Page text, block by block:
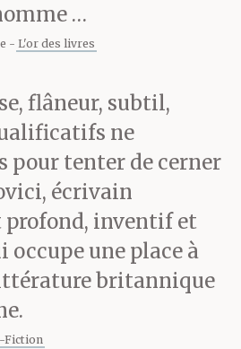
n’est aussi
vide ?
…
L'or des livres
flâneur, subtil,
ne
pour tenter de cerner
écrivain
profond, inventif et
occupe une place à
britannique
Fiction